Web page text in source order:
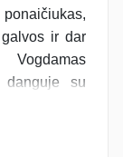
ir dar
danguje su